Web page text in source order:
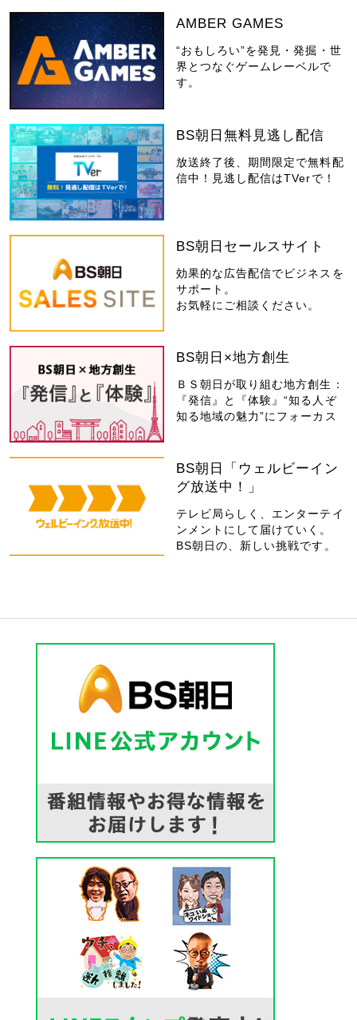
AMBER GAMES
“おもしろい”を発見・発掘・世
界とつなぐゲームレーベルで
す。
BS朝日無料見逃し配信
放送終了後、期間限定で無料配
信中！見逃し配信はTVerで！
BS朝日セールスサイト
効果的な広告配信でビジネスを
サポート。
お気軽にご相談ください。
BS朝日×地方創生
ＢＳ朝日が取り組む地方創生：
『発信』と『体験』“知る人ぞ
知る地域の魅力”にフォーカス
BS朝日「ウェルビーイン
グ放送中！」
テレビ局らしく、エンターテイ
ンメントにして届けていく。
BS朝日の、新しい挑戦です。